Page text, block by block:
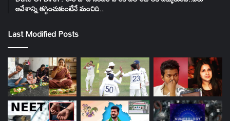
ఆవేశాన్ని తగ్గించుకుంటేనే మంచిది..
Last Modified Posts